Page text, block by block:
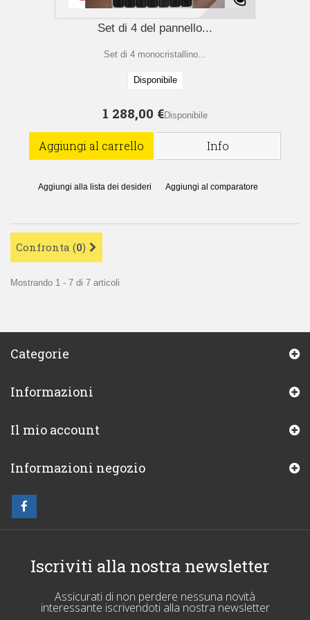
Set di 4 del pannello...
Set di 4 monocristallino...
Disponibile
1 288,00 €Disponibile
Aggiungi al carrello Info
Aggiungi alla lista dei desideri Aggiungi al comparatore
Confronta (0)
Mostrando 1 - 7 di 7 articoli
Categorie
Informazioni
Il mio account
Informazioni negozio
Iscriviti alla nostra newsletter
Assicurati di non perdere nessuna novità
interessante iscrivendoti alla nostra newsletter